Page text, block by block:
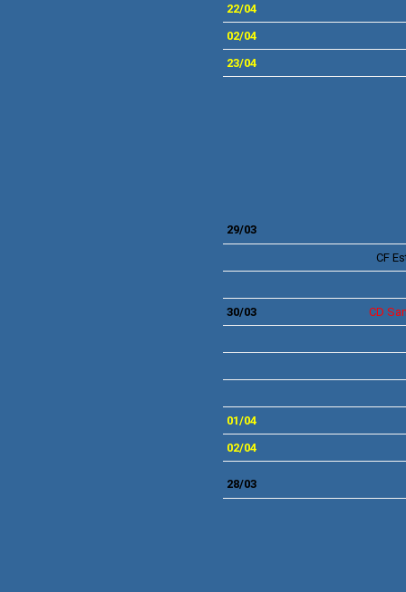
22/04
02/04
23/04
29/03
CF
30/03 CD
01/04
02/04
28/03